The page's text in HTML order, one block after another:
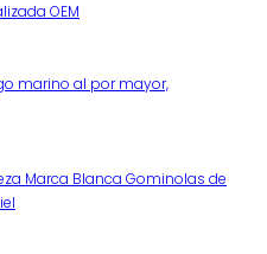
OEM
marino al por mayor,
Marca Blanca Gominolas de